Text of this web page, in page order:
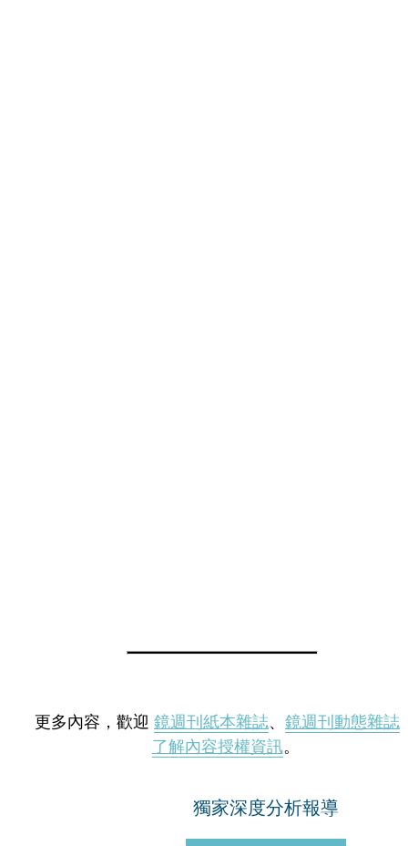
更多內容，歡迎 鏡週刊紙本雜誌、 鏡週刊動態雜誌
了解內容授權資訊。
獨家深度分析報導